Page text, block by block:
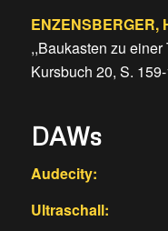
ENZENSBERGER,
,,Baukasten zu einer
Kursbuch 20, S.
DAWs
Audecity:
Ultraschall: